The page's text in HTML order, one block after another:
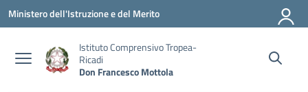
Vai ai contenuti
Vai al menu di navigazione
Vai al footer
Ministero dell'Istruzione e del Merito
Istituto Comprensivo Tropea-
Ricadi
Don Francesco Mottola